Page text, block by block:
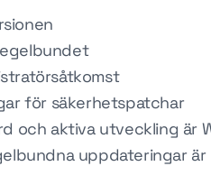
för säkerhetspatchar
och aktiva utveckling är
uppdateringar